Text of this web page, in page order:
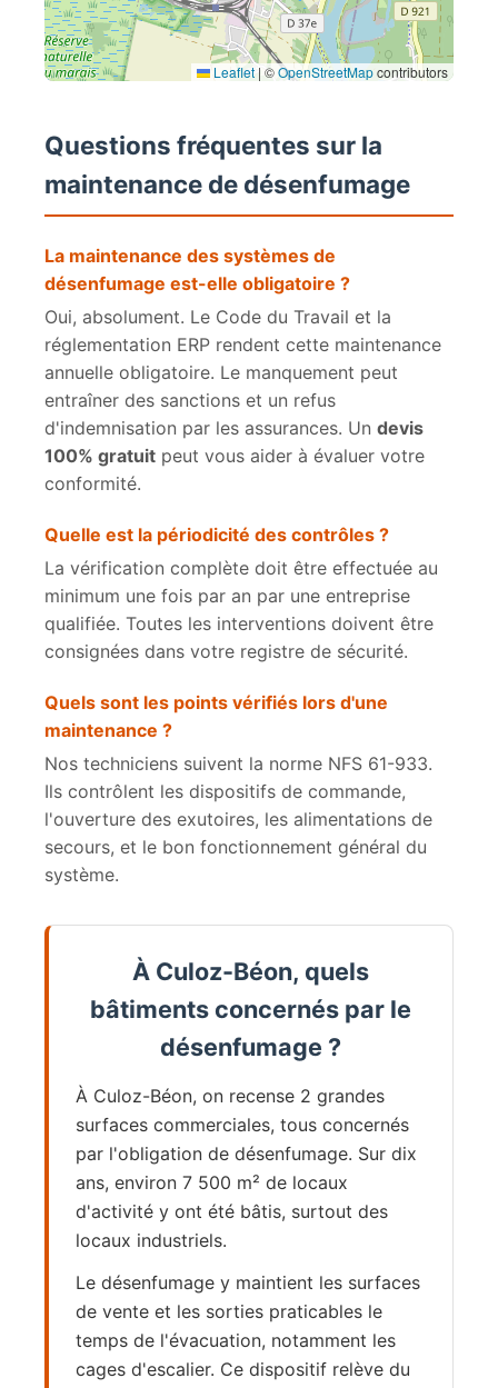
Leaflet | ©OpenStreetMapcontributors
Questions fréquentes sur la
maintenance de désenfumage
La maintenance des systèmes de
désenfumage est-elle obligatoire ?
Oui, absolument. Le Code du Travail et la
réglementation ERP rendent cette maintenance
annuelle obligatoire. Le manquement peut
entraîner des sanctions et un refus
d'indemnisation par les assurances. Un devis
100% gratuit peut vous aider à évaluer votre
conformité.
Quelle est la périodicité des contrôles ?
La vérification complète doit être effectuée au
minimum une fois par an par une entreprise
qualifiée. Toutes les interventions doivent être
consignées dans votre registre de sécurité.
Quels sont les points vérifiés lors d'une
maintenance ?
Nos techniciens suivent la norme NFS 61-933.
Ils contrôlent les dispositifs de commande,
l'ouverture des exutoires, les alimentations de
secours, et le bon fonctionnement général du
système.
À Culoz-Béon, quels
bâtiments concernés par le
désenfumage ?
À Culoz-Béon, on recense 2 grandes
surfaces commerciales, tous concernés
par l'obligation de désenfumage. Sur dix
ans, environ 7 500 m² de locaux
d'activité y ont été bâtis, surtout des
locaux industriels.
Le désenfumage y maintient les surfaces
de vente et les sorties praticables le
temps de l'évacuation, notamment les
cages d'escalier. Ce dispositif relève du